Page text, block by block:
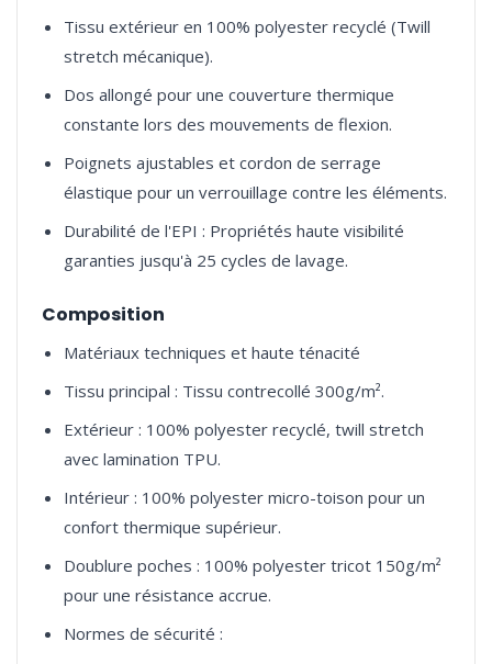
Tissu extérieur en 100% polyester recyclé (Twill
stretch mécanique).
Dos allongé pour une couverture thermique
constante lors des mouvements de flexion.
Poignets ajustables et cordon de serrage
élastique pour un verrouillage contre les éléments.
Durabilité de l'EPI : Propriétés haute visibilité
garanties jusqu'à 25 cycles de lavage.
Composition
Matériaux techniques et haute ténacité
Tissu principal : Tissu contrecollé 300g/m².
Extérieur : 100% polyester recyclé, twill stretch
avec lamination TPU.
Intérieur : 100% polyester micro-toison pour un
confort thermique supérieur.
Doublure poches : 100% polyester tricot 150g/m²
pour une résistance accrue.
Normes de sécurité :